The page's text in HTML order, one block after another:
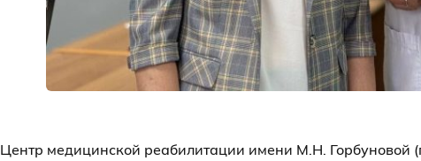
Центр медицинской реабилитации имени М.Н. Горбуновой